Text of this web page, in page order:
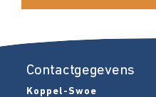
Contactgegevens
Koppel-Swoe